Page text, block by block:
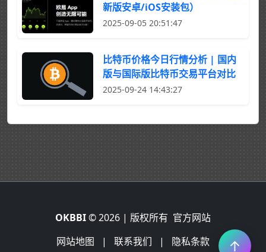
新版安卓/iOS安装包）
2025-09-05 20:51:47
比特币价格今日行情分析 | 国内
版与国际版比特币交易平台对比
2025-09-24 14:43:27
OKBBI© 2026 | 版权所有 官方网站
网站地图
| 联系我们 | 隐私条款 ↑